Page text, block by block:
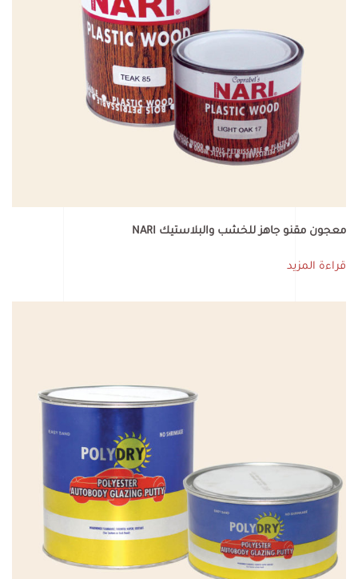
معجون مقنو جاهز للخشب والبلاستيك NARI
قراءة المزيد